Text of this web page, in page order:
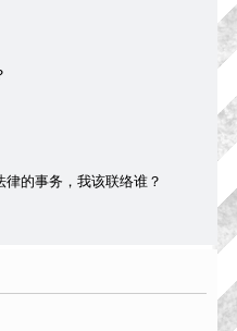
的事务，我该联络谁？